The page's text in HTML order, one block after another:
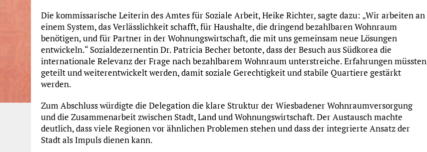
Die kommissarische Leiterin des Amtes für Soziale Arbeit, Heike Richter, sagte dazu: „Wir arbeiten an
einem System, das Verlässlichkeit schafft, für Haushalte, die dringend bezahlbaren Wohnraum
benötigen, und für Partner in der Wohnungswirtschaft, die mit uns gemeinsam neue Lösungen
entwickeln.“ Sozialdezernentin Dr. Patricia Becher betonte, dass der Besuch aus Südkorea die
internationale Relevanz der Frage nach bezahlbarem Wohnraum unterstreiche. Erfahrungen müssten
geteilt und weiterentwickelt werden, damit soziale Gerechtigkeit und stabile Quartiere gestärkt
werden.
Zum Abschluss würdigte die Delegation die klare Struktur der Wiesbadener Wohnraumversorgung
und die Zusammenarbeit zwischen Stadt, Land und Wohnungswirtschaft. Der Austausch machte
deutlich, dass viele Regionen vor ähnlichen Problemen stehen und dass der integrierte Ansatz der
Stadt als Impuls dienen kann.